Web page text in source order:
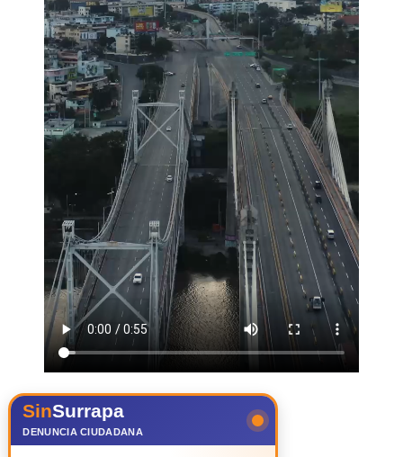
SinSurrapa
DENUNCIA CIUDADANA